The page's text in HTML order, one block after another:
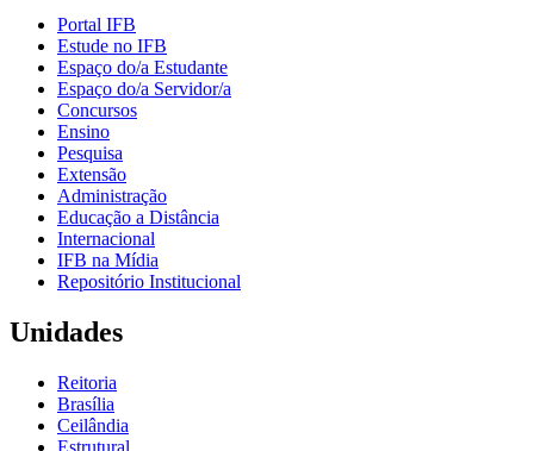
Portal IFB
Estude no IFB
Espaço do/a Estudante
Espaço do/a Servidor/a
Concursos
Ensino
Pesquisa
Extensão
Administração
Educação a Distância
Internacional
IFB na Mídia
Repositório Institucional
Unidades
Reitoria
Brasília
Ceilândia
Estrutural